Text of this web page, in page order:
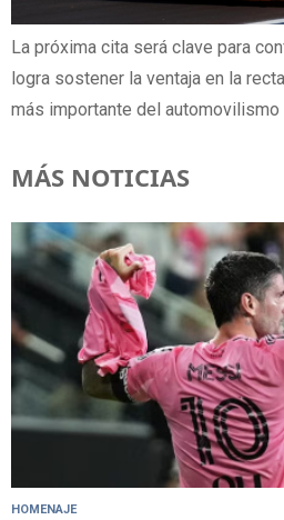
La próxima cita será clave para
logra sostener la ventaja en la
más importante del automovilismo
MÁS NOTICIAS
HOMENAJE